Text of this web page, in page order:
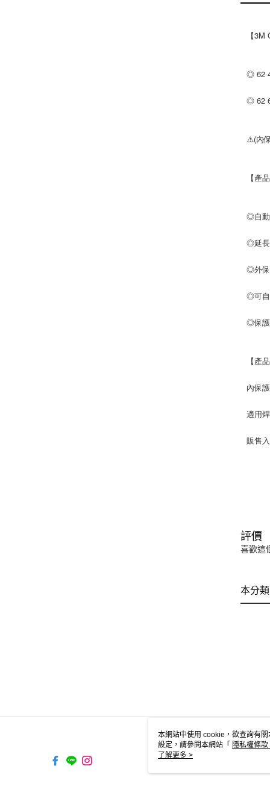
【
◎ 62
◎ 62
⚠️(內
【產
◎自動
◎延長
◎外保
◎可自
◎保護
【產
內保
適用
販售
評價
喜歡這
本分
本網站中使用 cookie，欲查詢有
設定，請參閱本網站「 隱私權條款
使用 cookie。
了解更多 >